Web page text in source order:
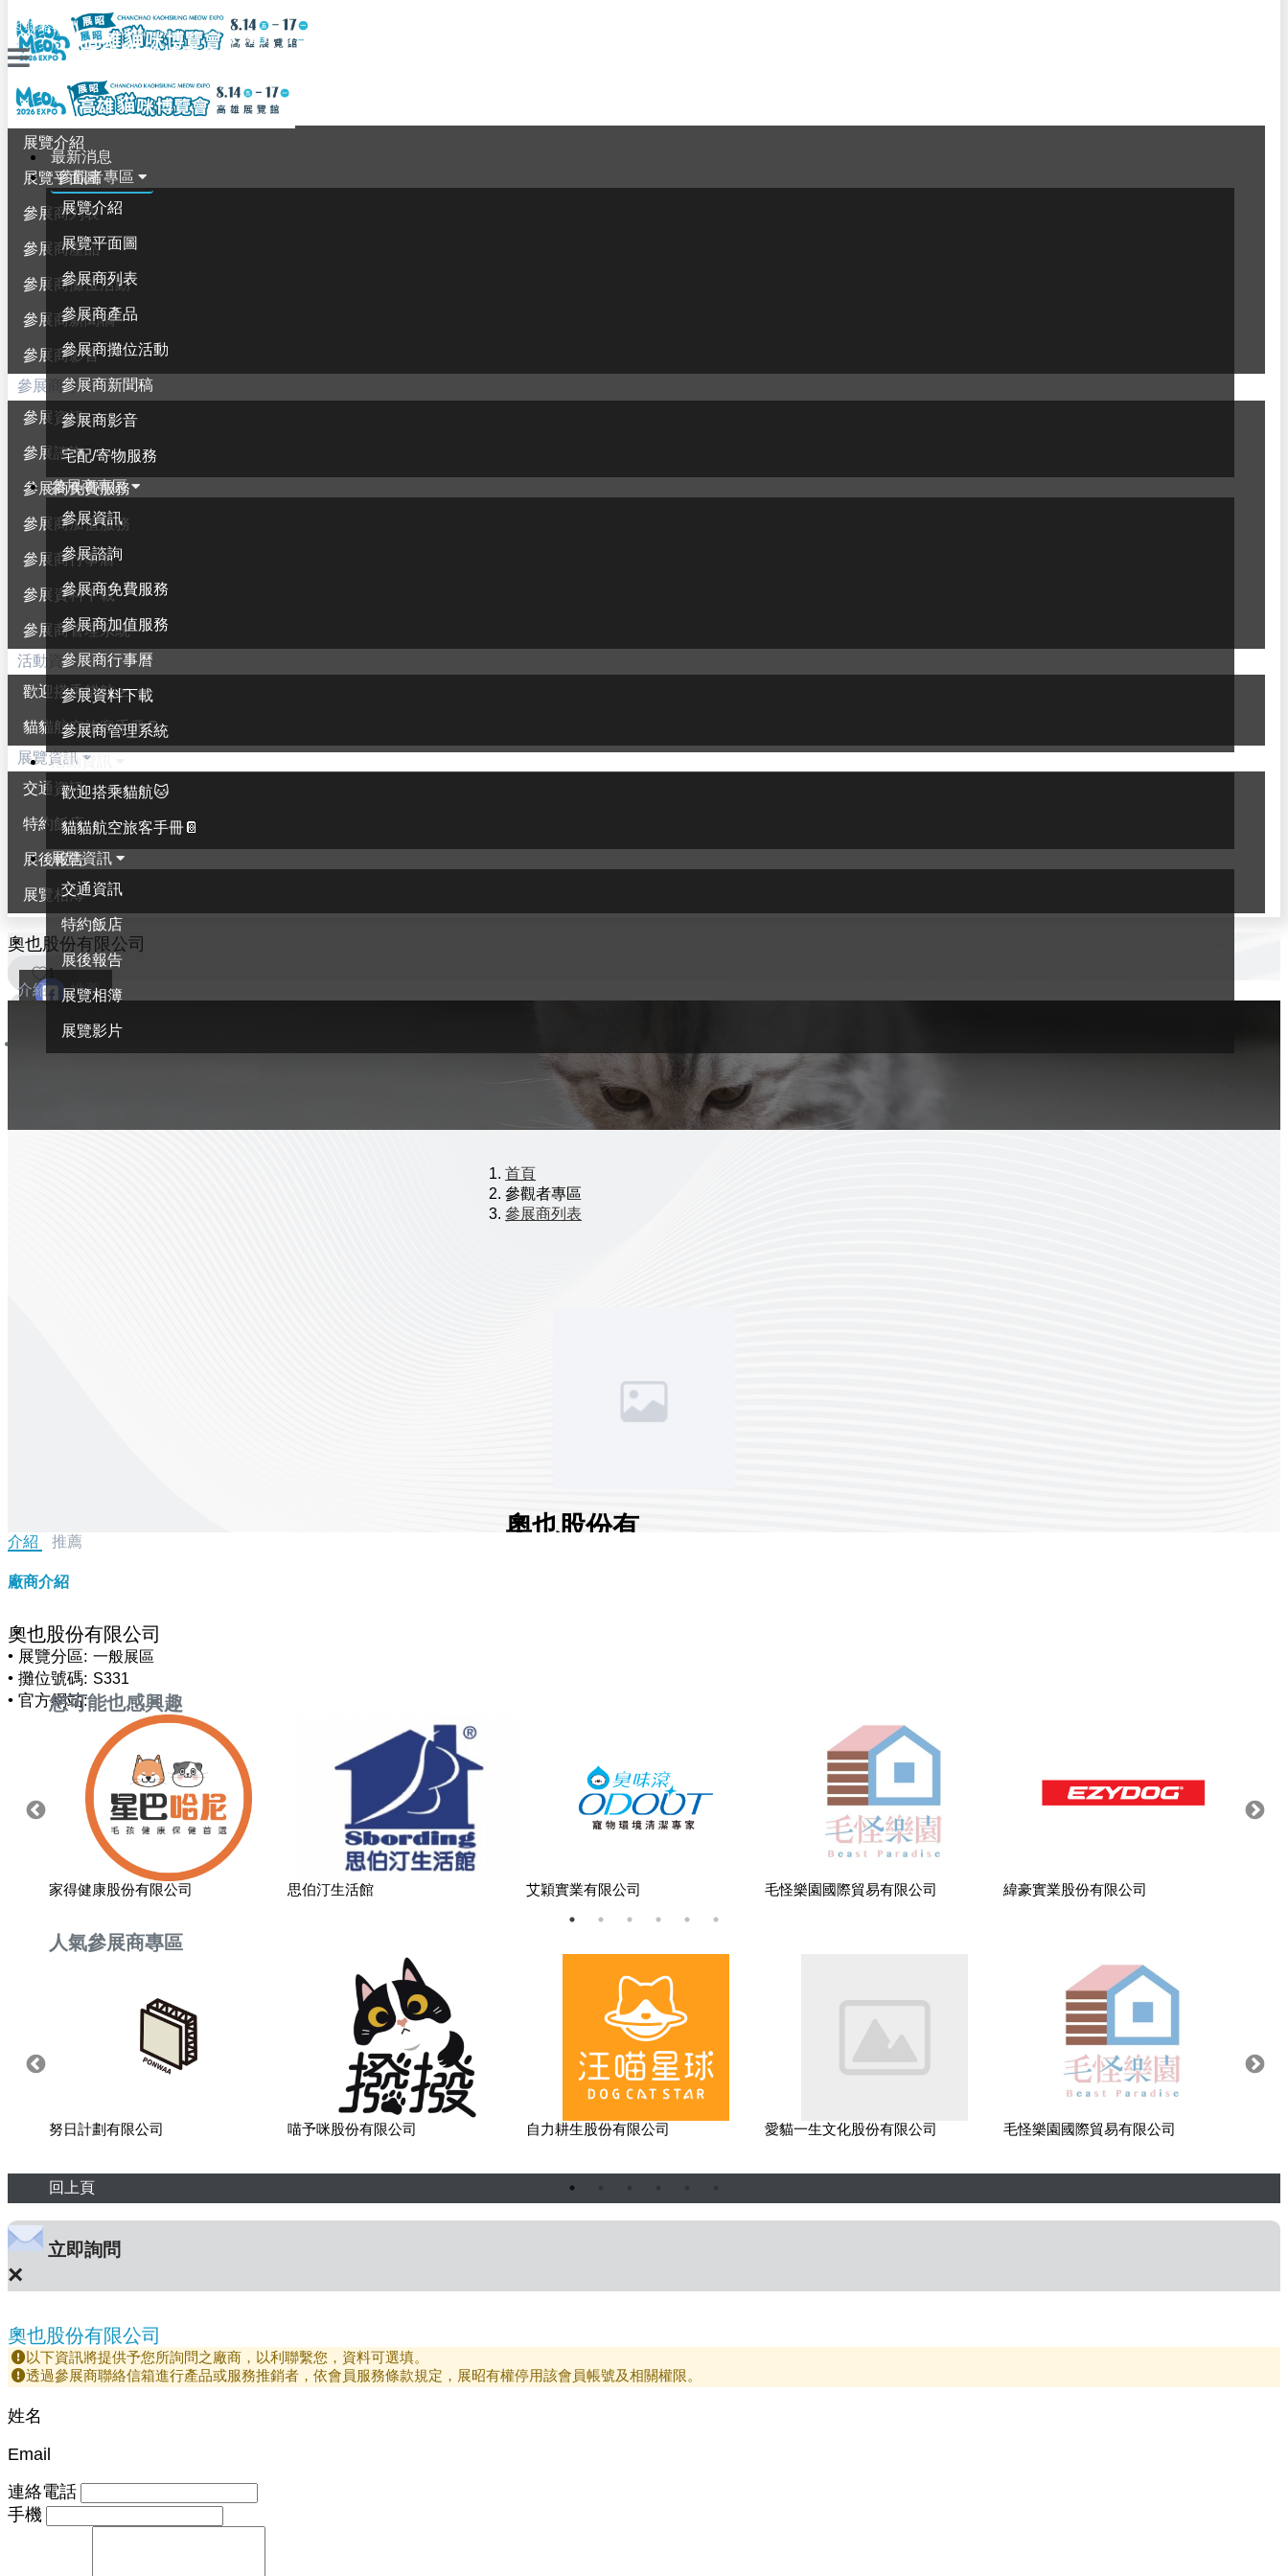
聯絡我們
最新消息
參觀者專區
展覽介紹
展覽平面圖
參展商列表
參展商產品
參展商攤位活動
參展商新聞稿
參展商影音
宅配/寄物服務
參展商專區
參展資訊
參展諮詢
參展商免費服務
參展商加值服務
參展商行事曆
參展資料下載
參展商管理系統
活動資訊
歡迎搭乘貓航🐱
貓貓航空旅客手冊📔
展覽資訊
交通資訊
特約飯店
展後報告
展覽相簿
展覽影片
最新消息
參觀者專區
展覽介紹
展覽平面圖
參展商列表
參展商產品
參展商攤位活動
參展商新聞稿
參展商影音
參展商專區
參展資訊
參展諮詢
參展商免費服務
參展商加值服務
參展商行事曆
參展資料下載
參展商管理系統
活動資訊
歡迎搭乘貓航🛫
貓貓航空旅客手冊📔
展覽資訊
交通資訊
特約飯店
展後報告
展覽相簿
奧也股份有限公司
1
介紹 推薦
首頁
參觀者專區
參展商列表
奧也股份有
介紹 推薦
廠商介紹
奧也股份有限公司
• 展覽分區: 一般展區
• 攤位號碼: S331
• 官方網站:您可能也感興趣
家得健康股份有限公司 思伯汀生活館 艾穎實業有限公司 毛怪樂園國際貿易有限公司 緯豪實業股份有限公司
人氣參展商專區
努日計劃有限公司 喵予咪股份有限公司 自力耕生股份有限公司 愛貓一生文化股份有限公司 毛怪樂園國際貿易有限公司
回上頁
立即詢問
×
奧也股份有限公司
以下資訊將提供予您所詢問之廠商，以利聯繫您，資料可選填。
透過參展商聯絡信箱進行產品或服務推銷者，依會員服務條款規定，展昭有權停用該會員帳號及相關權限。
姓名
Email
連絡電話
手機